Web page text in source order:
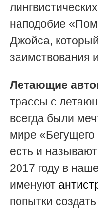
наподобие
Джойса,
заимствования
Летающие
трассы с
всегда были
мире
есть и
2017 году в
именуют
попытки